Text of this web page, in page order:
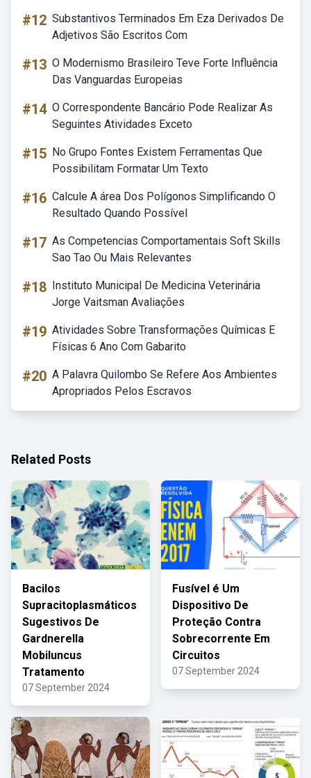
#12 Substantivos Terminados Em Eza Derivados De
Adjetivos São Escritos Com
#13 O Modernismo Brasileiro Teve Forte Influência
Das Vanguardas Europeias
#14 O Correspondente Bancário Pode Realizar As
Seguintes Atividades Exceto
#15 No Grupo Fontes Existem Ferramentas Que
Possibilitam Formatar Um Texto
#16 Calcule A área Dos Polígonos Simplificando O
Resultado Quando Possível
#17 As Competencias Comportamentais Soft Skills
Sao Tao Ou Mais Relevantes
#18 Instituto Municipal De Medicina Veterinária
Jorge Vaitsman Avaliações
#19 Atividades Sobre Transformações Químicas E
Físicas 6 Ano Com Gabarito
#20 A Palavra Quilombo Se Refere Aos Ambientes
Apropriados Pelos Escravos
Related Posts
Bacilos
Supracitoplasmáticos
Sugestivos De
Gardnerella
Mobiluncus
Tratamento
07 September 2024
Fusível é Um
Dispositivo De
Proteção Contra
Sobrecorrente Em
Circuitos
07 September 2024